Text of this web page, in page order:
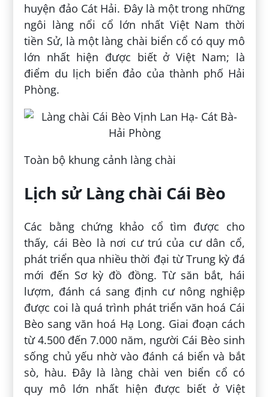
huyện đảo Cát Hải. Đây là một trong những
ngôi làng nổi cổ lớn nhất Việt Nam thời
tiền Sử, là một làng chài biển cổ có quy mô
lớn nhất hiện được biết ở Việt Nam; là
điểm du lịch biển đảo của thành phố Hải
Phòng.
Toàn bộ khung cảnh làng chài
Lịch sử Làng chài Cái Bèo
Các bằng chứng khảo cổ tìm được cho
thấy, cái Bèo là nơi cư trú của cư dân cổ,
phát triển qua nhiều thời đại từ Trung kỳ đá
mới đến Sơ kỳ đồ đồng. Từ săn bắt, hái
lượm, đánh cá sang định cư nông nghiệp
được coi là quá trình phát triển văn hoá Cái
Bèo sang văn hoá Hạ Long. Giai đoạn cách
từ 4.500 đến 7.000 năm, người Cái Bèo sinh
sống chủ yếu nhờ vào đánh cá biển và bắt
sò, hàu. Đây là làng chài ven biển cổ có
quy mô lớn nhất hiện được biết ở Việt